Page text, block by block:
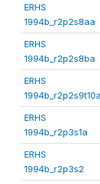
ERHS
1994b_r2p2s8aa
ERHS
1994b_r2p2s8ba
ERHS
1994b_r2p2s9t10a
ERHS
1994b_r2p3s1a
ERHS
1994b_r2p3s2